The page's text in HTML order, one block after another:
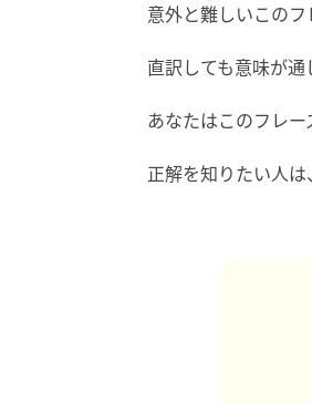
意外と難しいこのフ
直訳しても意味が通
あなたはこのフレ
正解を知りたい人